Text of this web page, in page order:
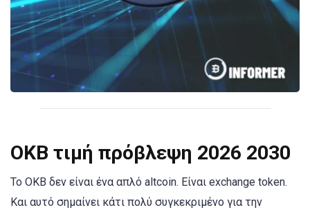
OKB τιμή πρόβλεψη 2026 2030
Το OKB δεν είναι ένα απλό altcoin. Είναι exchange token.
Και αυτό σημαίνει κάτι πολύ συγκεκριμένο για την